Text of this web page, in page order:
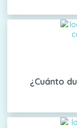
¿Cuánto